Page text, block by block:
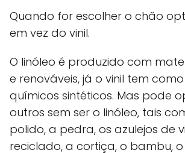
Quando for escolher o chão
em vez do vinil.
O linóleo é produzido com
e renováveis, já o vinil tem
químicos sintéticos. Mas pode
outros sem ser o linóleo, tais
polido, a pedra, os azulejos de
reciclado, a cortiça, o bambu,